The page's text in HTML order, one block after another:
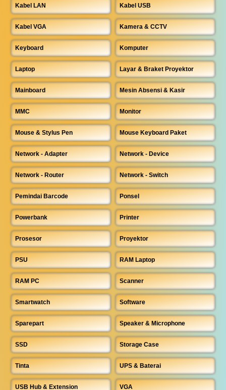
Kabel LAN Kabel USB
Kabel VGA Kamera & CCTV
Keyboard Komputer
Laptop Layar & Braket Proyektor
Mainboard Mesin Absensi & Kasir
MMC Monitor
Mouse & Stylus Pen Mouse Keyboard Paket
Network - Adapter Network - Device
Network - Router Network - Switch
Pemindai Barcode Ponsel
Powerbank Printer
Prosesor Proyektor
PSU RAM Laptop
RAM PC Scanner
Smartwatch Software
Sparepart Speaker & Microphone
SSD Storage Case
Tinta UPS & Baterai
USB Hub & Extension VGA